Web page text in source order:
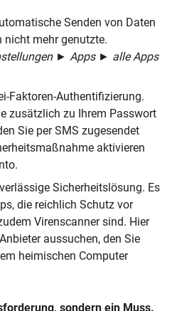
Senden von Daten
nicht mehr genutzte.
► Apps► alle Apps
Faktoren-Authentifizierung.
zusätzlich zu Ihrem Passwort
Sie per SMS zugesendet
aktivieren
Sicherheitslösung. Es
die reichlich Schutz vor
Virenscanner sind. Hier
aussuchen, den Sie
heimischen Computer
sondern ein Muss.